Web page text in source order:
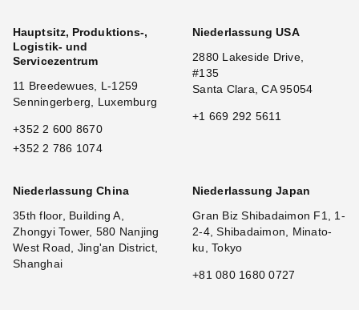
Hauptsitz, Produktions-,
Logistik- und
Servicezentrum
11 Breedewues, L-1259
Senningerberg, Luxemburg
+352 2 600 8670
+352 2 786 1074
Niederlassung USA
2880 Lakeside Drive,
#135
Santa Clara, CA 95054
+1 669 292 5611
Niederlassung China
35th floor, Building A,
Zhongyi Tower, 580 Nanjing
West Road, Jing'an District,
Shanghai
Niederlassung Japan
Gran Biz Shibadaimon F1, 1-
2-4, Shibadaimon, Minato-
ku, Tokyo
+81 080 1680 0727